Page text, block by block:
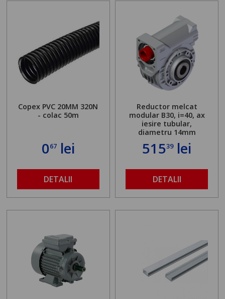
Copex PVC 20MM 320N
- colac 50m
067lei
DETALII
Reductor melcat
modular B30, i=40, ax
iesire tubular,
diametru 14mm
51539lei
DETALII